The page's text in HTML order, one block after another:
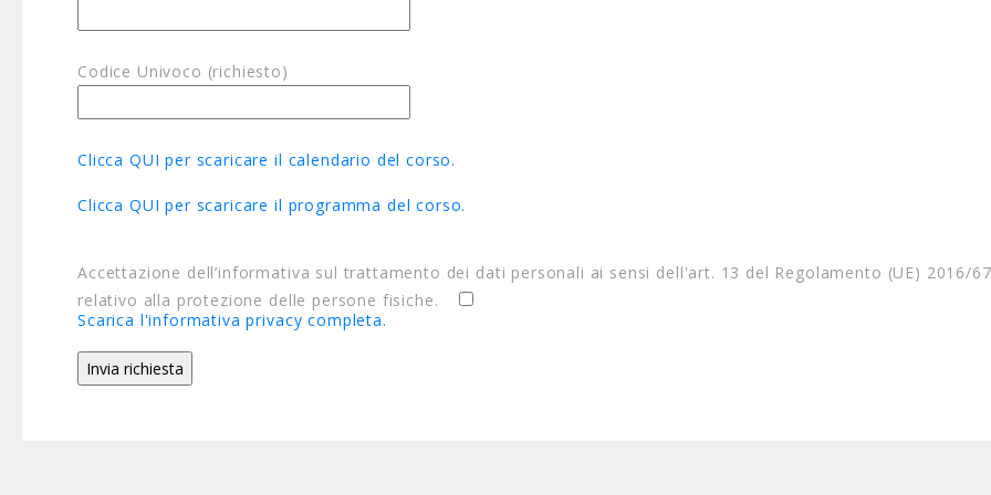
Codice Univoco (richiesto)
Clicca QUI per scaricare il calendario del corso.
Clicca QUI per scaricare il programma del corso.
Accettazione dell’informativa sul trattamento dei dati personali ai sensi dell'art. 13 del Regolamento (UE) 2016/
relativo alla protezione delle persone fisiche.
Scarica l'informativa privacy completa.